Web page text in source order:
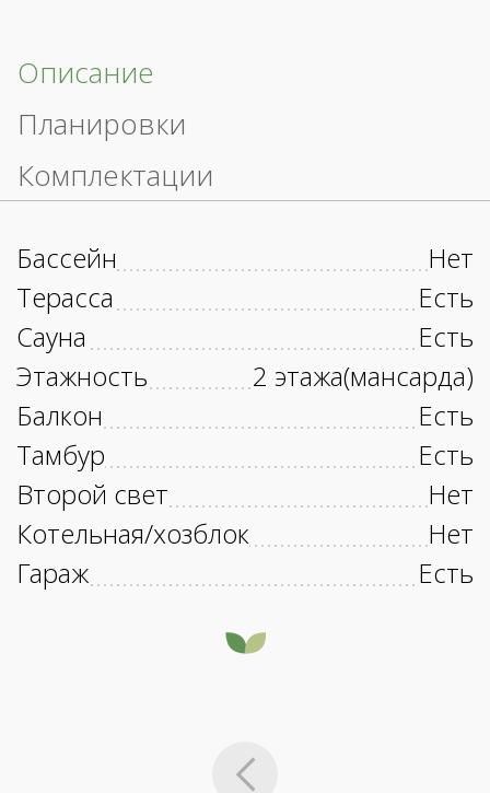
Описание
Планировки
Комплектации
Бассейн
Нет
Терасса
Есть
Сауна
Есть
Этажность
2 этажа(мансарда)
Балкон
Есть
Тамбур
Есть
Второй свет
Нет
Котельная/хозблок
Нет
Гараж
Есть